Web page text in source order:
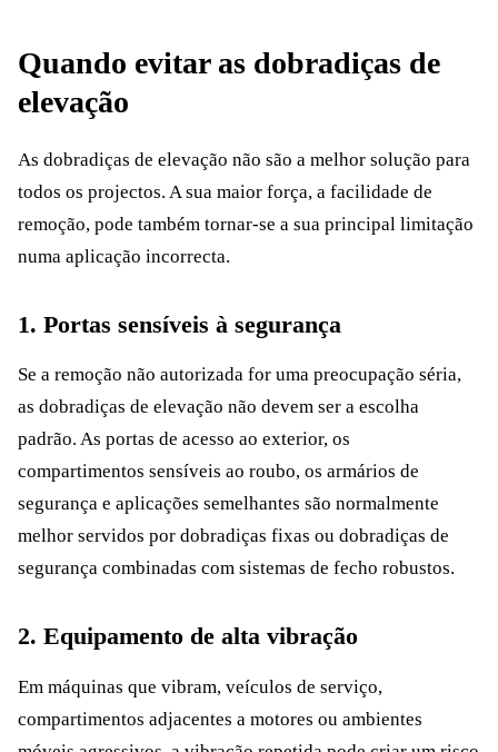
Quando evitar as dobradiças de
elevação
As dobradiças de elevação não são a melhor solução para
todos os projectos. A sua maior força, a facilidade de
remoção, pode também tornar-se a sua principal limitação
numa aplicação incorrecta.
1. Portas sensíveis à segurança
Se a remoção não autorizada for uma preocupação séria,
as dobradiças de elevação não devem ser a escolha
padrão. As portas de acesso ao exterior, os
compartimentos sensíveis ao roubo, os armários de
segurança e aplicações semelhantes são normalmente
melhor servidos por dobradiças fixas ou dobradiças de
segurança combinadas com sistemas de fecho robustos.
2. Equipamento de alta vibração
Em máquinas que vibram, veículos de serviço,
compartimentos adjacentes a motores ou ambientes